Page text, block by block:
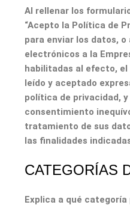
Al rellenar los
“Acepto la Política de
para enviar los datos,
electrónicos a la
habilitadas al efecto,
leído y aceptado
política de privacidad,
consentimiento
tratamiento de sus
las finalidades
CATEGORÍAS
Explica a qué